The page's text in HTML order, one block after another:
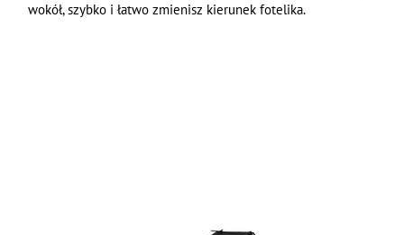
wokół, szybko i łatwo zmienisz kierunek fotelika.